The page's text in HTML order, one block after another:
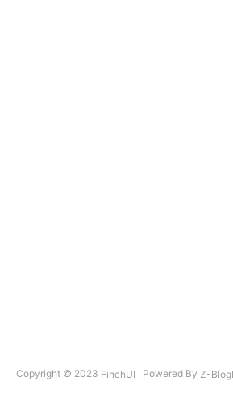
Copyright © 2023 FinchUI Powered By Z-